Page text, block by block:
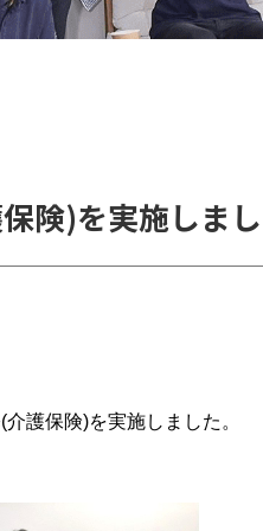
険)を実施しま
護保険)を実施しました。